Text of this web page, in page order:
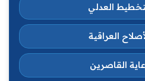
العدلي
العراقية
القاصرين